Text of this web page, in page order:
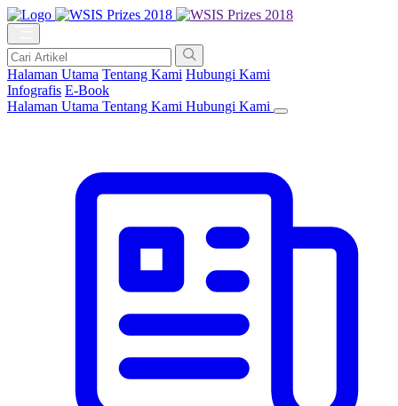
Halaman Utama Tentang Kami Hubungi Kami
Infografis E-Book
Halaman Utama Tentang Kami Hubungi Kami